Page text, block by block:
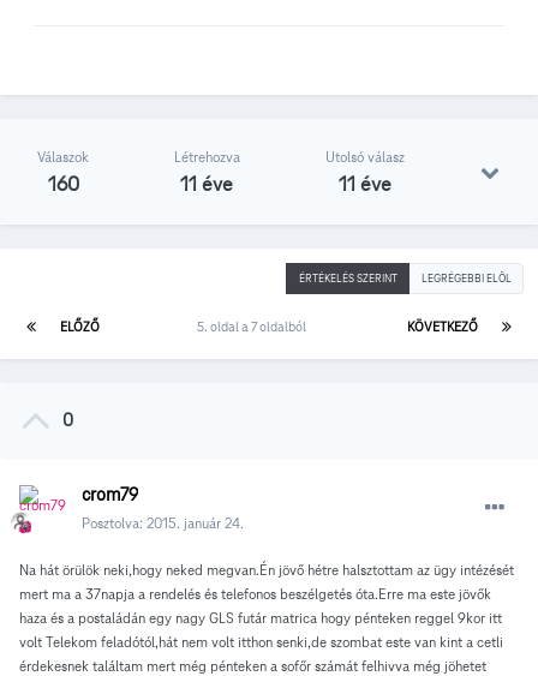
Válaszok
160
Létrehozva
11 éve
Utolsó válasz
11 éve
ÉRTÉKELÉS SZERINT LEGRÉGEBBI ELÖL
ELŐZŐ KÖVETKEZŐ
5. oldal a 7 oldalból
0
crom79
Posztolva: 2015. január 24.
Na hát örülök neki,hogy neked megvan.Én jövő hétre halsztottam az ügy intézését
mert ma a 37napja a rendelés és telefonos beszélgetés óta.Erre ma este jövők
haza és a postaládán egy nagy GLS futár matrica hogy pénteken reggel 9kor itt
volt Telekom feladótól,hát nem volt itthon senki,de szombat este van kint a cetli
érdekesnek találtam mert még pénteken a sofőr számát felhivva még jöhetet